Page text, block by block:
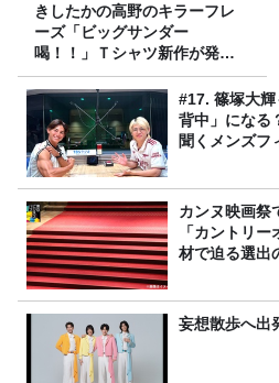
きしたかの高野のキラーフレ
ーズ「ビッグサンダー
喝！！」Ｔシャツ新作が発売
決定！
#17. 篠塚大
背中」になる
聞くメンズフ
カンヌ映画祭
「カントリ
材で迫る選出
妄想散歩へ出